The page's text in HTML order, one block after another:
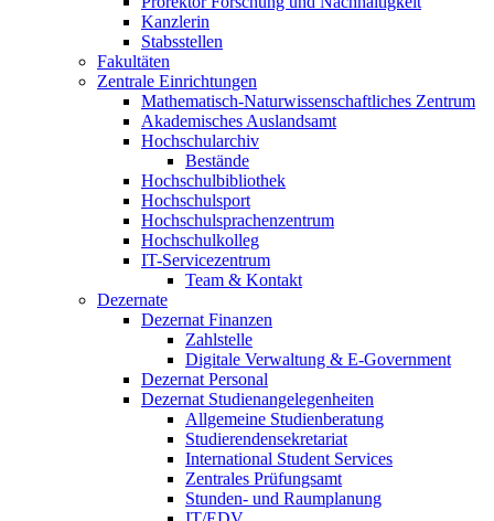
Kanzlerin
Stabsstellen
Fakultäten
Zentrale Einrichtungen
Mathematisch-Naturwissenschaftliches Zentrum
Akademisches Auslandsamt
Hochschularchiv
Bestände
Hochschulbibliothek
Hochschulsport
Hochschulsprachenzentrum
Hochschulkolleg
IT-Servicezentrum
Team & Kontakt
Dezernate
Dezernat Finanzen
Zahlstelle
Digitale Verwaltung & E-Government
Dezernat Personal
Dezernat Studienangelegenheiten
Allgemeine Studienberatung
Studierendensekretariat
International Student Services
Zentrales Prüfungsamt
Stunden- und Raumplanung